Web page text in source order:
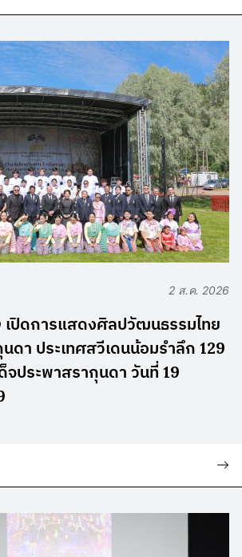
2 ส.ค. 2026
ปิดการแสดงศิลปวัฒนธรรมไทย
ดา ประเทศสวีเดนน้อมรำลึก 129
จประพาสรากุนดา วันที่ 19